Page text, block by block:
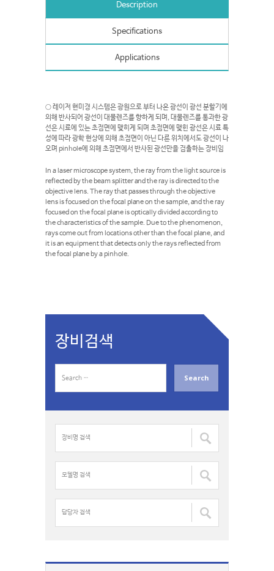
Description
Specifications
Applications
○ 레이저 현미경 시스템은 광원으로 부터 나온 광선이 광선 분할기에
의해 반사되어 광선이 대물렌즈를 향하게 되며, 대물렌즈를 통과한 광
선은 시료에 있는 초점면에 맺히게 되며 초점면에 맺힌 광선은 시료 특
성에 따라 광학 현상에 의해 초점면이 아닌 다른 위치에서도 광선이 나
오며 pinhole에 의해 초점면에서 반사된 광선만을 검출하는 장비임
In a laser microscope system, the ray from the light source is
reflected by the beam splitter and the ray is directed to the
objective lens. The ray that passes through the objective
lens is focused on the focal plane on the sample, and the ray
focused on the focal plane is optically divided according to
the characteristics of the sample. Due to the phenomenon,
rays come out from locations other than the focal plane, and
it is an equipment that detects only the rays reflected from
the focal plane by a pinhole.
장비검색
a
명
색
:
델
명
:자
: